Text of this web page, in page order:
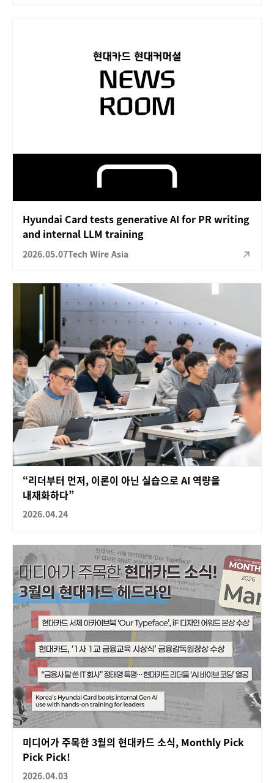
Hyundai Card tests generative AI for PR writing
and internal LLM training
2026.05.07Tech Wire Asia
“리더부터 먼저, 이론이 아닌 실습으로 AI 역량을
내재화하다”
2026.04.24
미디어가 주목한 3월의 현대카드 소식, Monthly Pick
Pick Pick!
2026.04.03